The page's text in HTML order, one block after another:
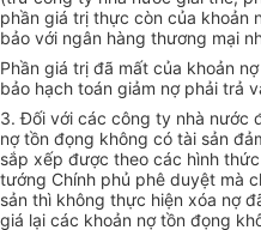
phần giá trị thực còn của khoản
bảo với ngân hàng thương mại
Phần giá trị đã mất của khoản
bảo hạch toán giảm nợ phải trả
3. Đối với các công ty nhà nước
nợ tồn đọng không có tài sản
sắp xếp được theo các hình
tướng Chính phủ phê duyệt mà
sản thì không thực hiện xóa nợ
giá lại các khoản nợ tồn đọng